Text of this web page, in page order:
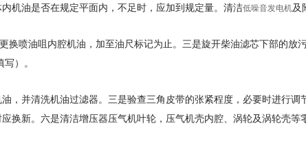
机油是否在规定平面内，不足时，应加到规定量。清洁低噪音发电机及
喷油咀内腔机油，加至油尺标记为止。三是旋开柴油滤芯下部的放
）。
并清洗机油过滤器。三是验查三角皮带的张紧程度，必要时进行调
换新。六是清洁增压器压气机叶轮，压气机壳内腔、涡轮及涡轮壳等